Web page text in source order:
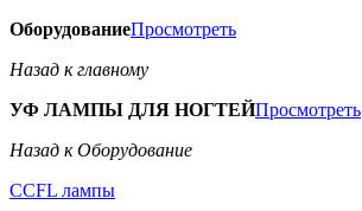
ОборудованиеПросмотреть
Назад к главному
УФ ЛАМПЫ ДЛЯ НОГТЕЙПросмотреть
Назад к Оборудование
CCFL лампы